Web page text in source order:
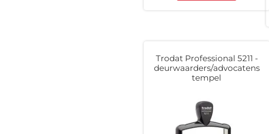
Trodat Professional 5211 -
deurwaarders/advocatens
tempel